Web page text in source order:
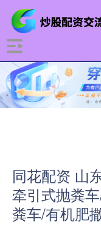
同花配资 山
牵引式抛粪
粪车/有机肥